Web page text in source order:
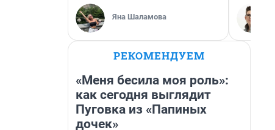
Яна Шаламова
РЕКОМЕНДУЕМ
«Меня бесила моя роль»:
как сегодня выглядит
Пуговка из «Папиных
дочек»